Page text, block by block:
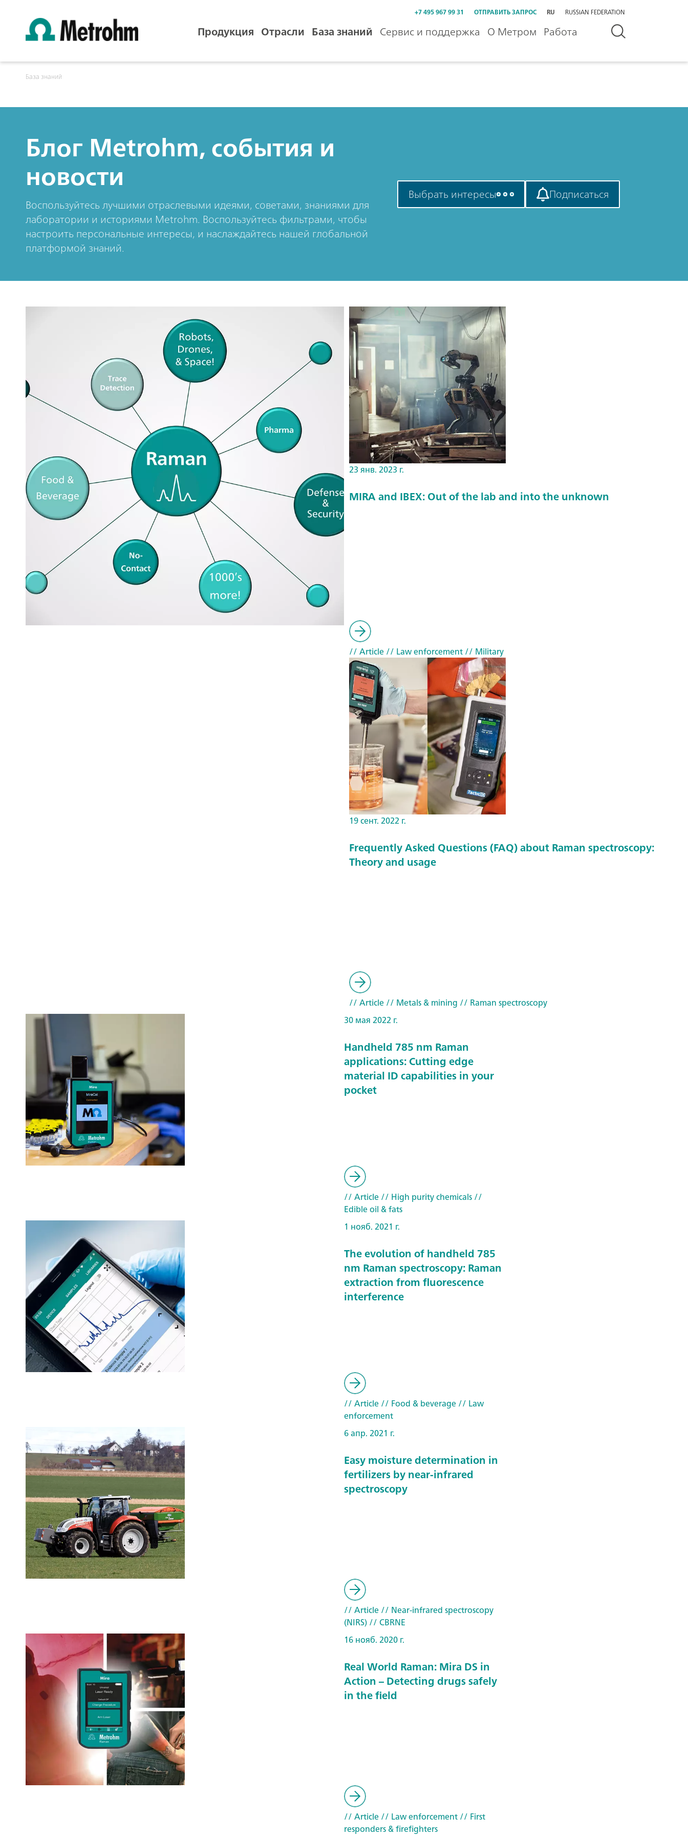
+7 495 967 99 31 ОТПРАВИТЬ ЗАПРОС RU RUSSIAN FEDERATION
Продукция Отрасли База знаний Сервис и поддержка О Метром Работа
База знаний
Блог Metrohm, события и
новости
Воспользуйтесь лучшими отраслевыми идеями, советами, знаниями для
лаборатории и историями Metrohm. Воспользуйтесь фильтрами, чтобы
настроить персональные интересы, и наслаждайтесь нашей глобальной
платформой знаний.
Выбрать интересы Подписаться
23 янв. 2023 г.
MIRA and IBEX: Out of the lab and into the unknown
// Article// Law enforcement// Military
19 сент. 2022 г.
Frequently Asked Questions (FAQ) about Raman spectroscopy:
Theory and usage
// Article// Metals & mining // Raman spectroscopy
30 мая 2022 г.
Handheld 785 nm Raman
applications: Cutting edge
material ID capabilities in your
pocket
// Article// High purity chemicals//
Edible oil & fats
1 нояб. 2021 г.
The evolution of handheld 785
nm Raman spectroscopy: Raman
extraction from fluorescence
interference
// Article// Food & beverage// Law
enforcement
6 апр. 2021 г.
Easy moisture determination in
fertilizers by near-infrared
spectroscopy
// Article// Near-infrared spectroscopy
(NIRS)// CBRNE
16 нояб. 2020 г.
Real World Raman: Mira DS in
Action – Detecting drugs safely
in the field
// Article// Law enforcement// First
responders & firefighters